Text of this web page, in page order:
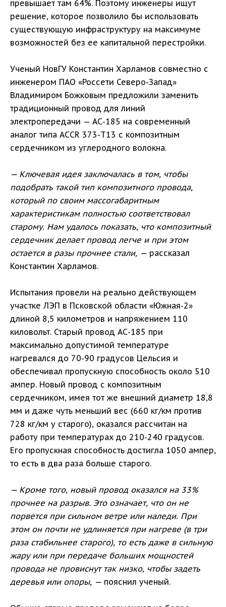
превышает там 64%. Поэтому инженеры ищут
решение, которое позволило бы использовать
существующую инфраструктуру на максимуме
возможностей без ее капитальной перестройки.
Ученый НовГУ Константин Харламов совместно с
инженером ПАО «Россети Северо-Запад»
Владимиром Божковым предложили заменить
традиционный провод для линий
электропередачи — АС-185 на современный
аналог типа АССR 373-Т13 с композитным
сердечником из углеродного волокна.
— Ключевая идея заключалась в том, чтобы
подобрать такой тип композитного провода,
который по своим массогабаритным
характеристикам полностью соответствовал
старому. Нам удалось показать, что композитный
сердечник делает провод легче и при этом
остается в разы прочнее стали, — рассказал
Константин Харламов.
Испытания провели на реально действующем
участке ЛЭП в Псковской области «Южная-2»
длиной 8,5 километров и напряжением 110
киловольт. Старый провод АС-185 при
максимально допустимой температуре
нагревался до 70-90 градусов Цельсия и
обеспечивал пропускную способность около 510
ампер. Новый провод с композитным
сердечником, имея тот же внешний диаметр 18,8
мм и даже чуть меньший вес (660 кг/км против
728 кг/км у старого), оказался рассчитан на
работу при температурах до 210-240 градусов.
Его пропускная способность достигла 1050 ампер,
то есть в два раза больше старого.
— Кроме того, новый провод оказался на 33%
прочнее на разрыв. Это означает, что он не
порвется при сильном ветре или наледи. При
этом он почти не удлиняется при нагреве (в три
раза стабильнее старого), то есть даже в сильную
жару или при передаче больших мощностей
провода не провиснут так низко, чтобы задеть
деревья или опоры, — пояснил ученый.